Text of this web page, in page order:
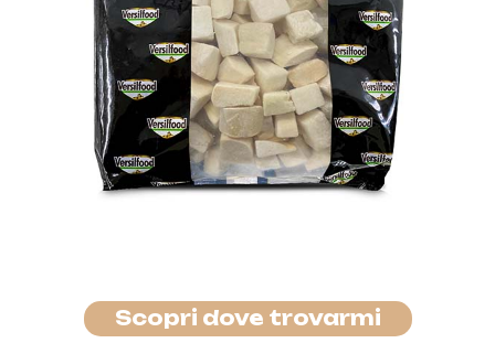
Scopri dove trovarmi